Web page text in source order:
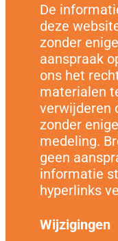
De
deze
zonder
aanspraak
ons het
materialen
verwijderen
zonder
medeling.
geen
informatie
hyperlinks
Wijzigingen